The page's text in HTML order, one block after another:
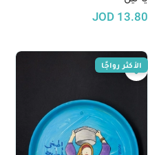
13.80
JOD
الأكثر رواجًا